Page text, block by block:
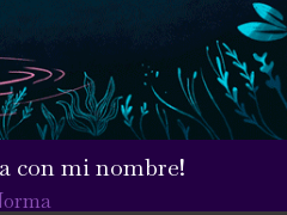
con mi nombre!